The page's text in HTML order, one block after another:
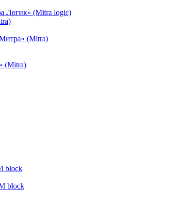
Логик» (Mitra logic)
(Mitra)
(Mitra)
block
block